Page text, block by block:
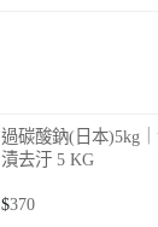
過碳酸鈉(日本)5kg
漬去汙 5 KG
$370